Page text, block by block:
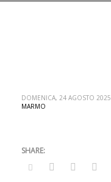
DOMENICA, 24 AGOSTO 2025
MARMO